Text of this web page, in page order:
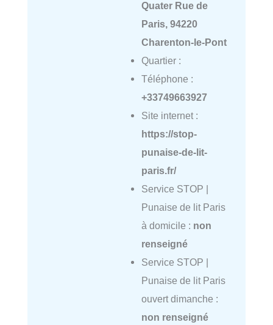
Quater Rue de
Paris, 94220
Charenton-le-Pont
Quartier :
Téléphone :
+33749663927
Site internet :
https://stop-
punaise-de-lit-
paris.fr/
Service STOP |
Punaise de lit Paris
à domicile : non
renseigné
Service STOP |
Punaise de lit Paris
ouvert dimanche :
non renseigné